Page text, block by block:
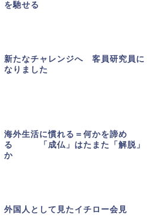
を馳せる
新たなチャレンジへ 客員研究員に
なりました
海外生活に慣れる＝何かを諦め
る 「成仏」はたまた「解脱」
か
外国人として見たイチロー会見